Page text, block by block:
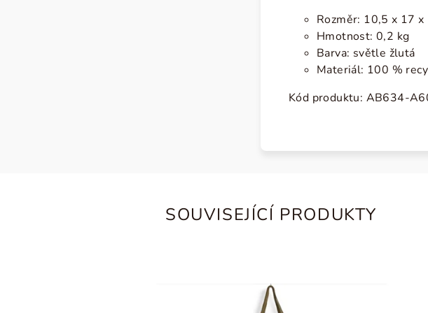
Rozměr: 10,5 x 17
Hmotnost: 0,2 kg
Barva: světle žlutá
Materiál: 100 %
Kód produktu: AB634-
SOUVISEJÍCÍ PRODUKTY